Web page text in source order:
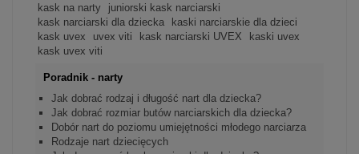
kask na narty
juniorski kask narciarski
kask narciarski dla dziecka
kaski narciarskie dla dzieci
kask uvex
uvex viti kask narciarski UVEX
kaski uvex
kask uvex viti
Poradnik - narty
Jak dobrać rodzaj i długość nart dla dziecka?
Jak dobrać rozmiar butów narciarskich dla dziecka?
Dobór nart do poziomu umiejętności młodego narciarza
Rodzaje nart dziecięcych